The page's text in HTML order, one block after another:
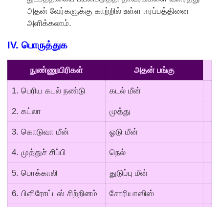
அதன் வேர்களுக்கு காற்றில் உள்ள ஈரப்பத்தினை
அளிக்கலாம்.
IV. பொருத்துக
நுண்ணுயிரிகள் அதன் பங்கு
1. பெரிய கடல் நண்டு கடல் மீன்
2. கட்லா முத்து
3. கொடுவா மீன் ஓடு மீன்
4. முத்துச் சிப்பி நெல்
5. பொக்காலி துடுப்பு மீன்
6. பிளிரோட்டஸ் சிற்றினம் சோரியாஸிஸ்